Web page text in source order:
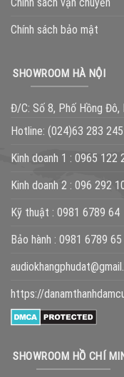
Chính sách vận chuyển
Chính sách bảo mật
SHOWROOM HÀ NỘI
Đ/C: Số 8, Phố Hồng Đô,
Hotline: (024)63 283 245
Kinh doanh 1 : 0965 122
Kinh doanh 2 : 096 292
Kỹ thuật : 0981 6789 64
Bảo hành : 0981 6789 65
https://
SHOWROOM HỒ CHÍ